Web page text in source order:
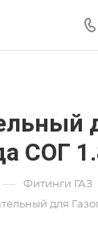
СОГ
— Фитинги ГАЗ
для